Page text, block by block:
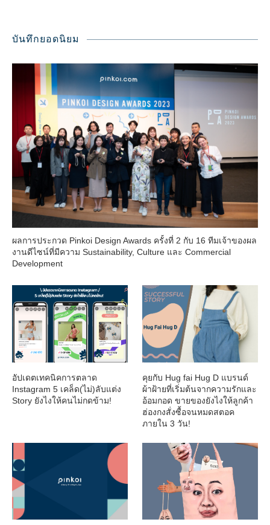
บันทึกยอดนิยม
ผลการประกวด Pinkoi Design Awards ครั้งที่ 2 กับ 16 ทีมเจ้าของผล
งานดีไซน์ที่มีความ Sustainability, Culture และ Commercial
Development
อัปเดตเทคนิคการตลาด
Instagram 5 เคล็ด(ไม่)ลับแต่ง
Story ยังไงให้คนไม่กดข้าม!
คุยกับ Hug fai Hug D แบรนด์
ผ้าฝ้ายที่เริ่มต้นจากความรักและ
อ้อมกอด ขายของยังไงให้ลูกค้า
ฮ่องกงสั่งซื้อจนหมดสตอค
ภายใน 3 วัน!